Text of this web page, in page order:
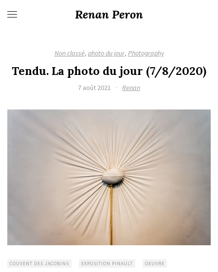
Renan Peron
Non classé, photo du jour, Photography
Tendu. La photo du jour (7/8/2020)
7 août 2021 · Renan
COUVENT DES JACOBINS EXPOSITION PINAULT OEUVRE